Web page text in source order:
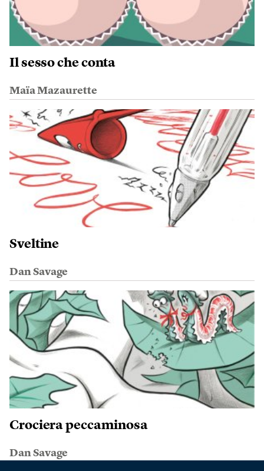
Il sesso che conta
Maïa Mazaurette
Sveltine
Dan Savage
Crociera peccaminosa
Dan Savage